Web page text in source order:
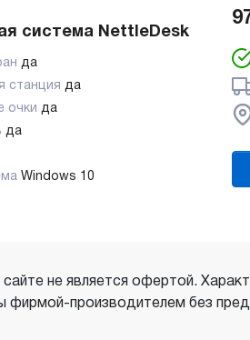
система NettleDesk
да
станция да
очки да
да
Windows 10
не является офертой.
фирмой-производителем без